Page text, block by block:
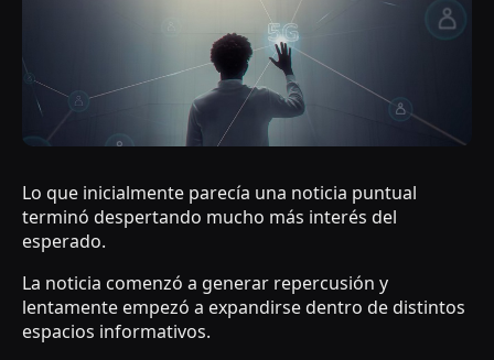
Lo que inicialmente parecía una noticia puntual
terminó despertando mucho más interés del
esperado.
La noticia comenzó a generar repercusión y
lentamente empezó a expandirse dentro de distintos
espacios informativos.